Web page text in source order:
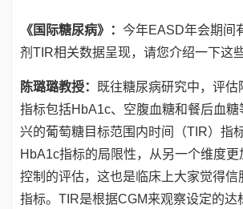
《国际糖尿病》： 今年EASD年会期间
剂TIR相关数据呈现，请您介绍一下这
陈璐璐教授：
既往糖尿病研究中，评估
指标包括HbA1c、空腹血糖和餐后血糖
兴的葡萄糖目标范围内时间（TIR）指
HbA1c指标的局限性，从另一个维度
控制的评估，这也是临床上大家觉得信
指标。TIR是根据CGM来观察设定的达